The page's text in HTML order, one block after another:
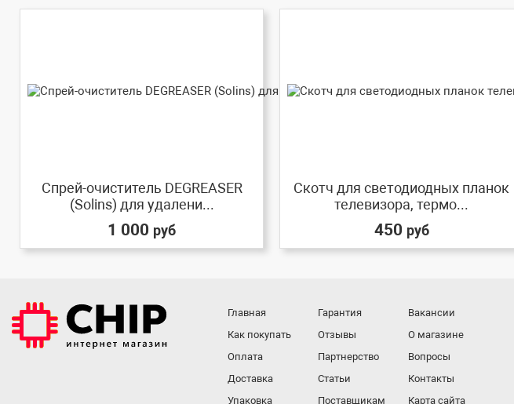
Спрей-очиститель DEGREASER
(Solins) для удалени...
1 000 руб
Скотч для светодиодных планок
телевизора, термо...
450 руб
Главная
Как покупать
Оплата
Доставка
Упаковка
Гарантия
Отзывы
Партнерство
Статьи
Поставщикам
Вакансии
О магазине
Вопросы
Контакты
Карта сайта